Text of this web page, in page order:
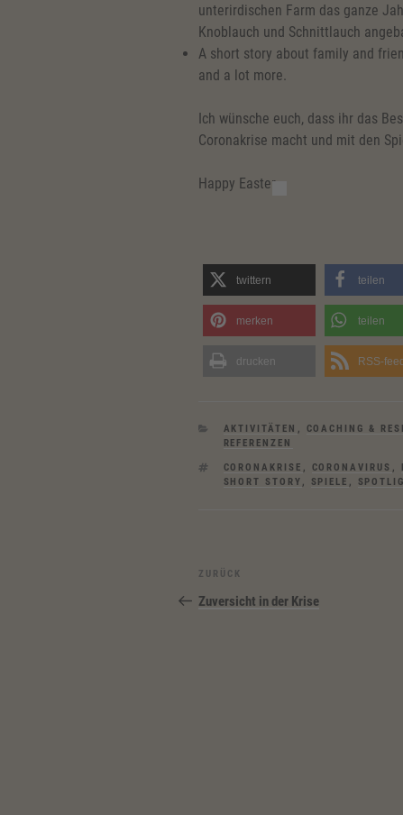
unterirdischen Farm das ganze
Knoblauch und Schnittlauch
A short story about family and
and a lot more.
Ich wünsche euch, dass ihr das
Coronakrise macht und mit den
Happy Easter
twittern teilen
merken teilen
drucken RSS-
KATEGORIEN
AKTIVITÄTEN , COACHING &
REFERENZEN
SCHLAGWÖRTER
CORONAKRISE , CORONAVIRUS ,
SHORT STORY , SPIELE ,
Beitragsnavigation
Vorheriger
Beitrag
ZURÜCK
Zuversicht in der Krise